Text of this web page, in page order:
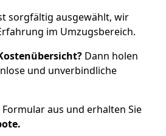
sorgfältig ausgewählt, wir
im Umzugsbereich.
Dann holen
und unverbindliche
Formular aus und erhalten Sie